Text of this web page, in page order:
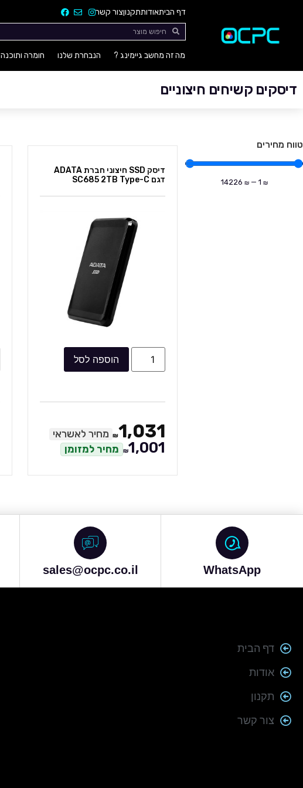
דף הביתאודותתקנוןצור קשר
מה זה מחשב גיימינג ? הנבחרת שלנו חומרה ותוכנה
דיסקים קשיחים חיצוניים
טווח מחירים
₪
1
—
₪
14226
דיסק SSD חיצוני חברת ADATA
דגם SC685 2TB Type-C
הוספה לסל
₪1,031 מחיר לאשראי
₪1,001 מחיר למזומן
WhatsApp
sales@ocpc.co.il
דף הבית
אודות
תקנון
צור קשר